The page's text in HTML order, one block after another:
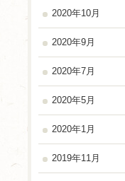
2020年10月
2020年9月
2020年7月
2020年5月
2020年1月
2019年11月